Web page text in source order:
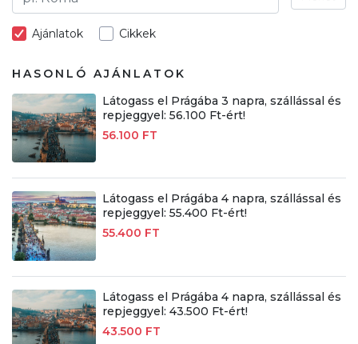
Ajánlatok Cikkek
HASONLÓ AJÁNLATOK
Látogass el Prágába 3 napra, szállással és
repjeggyel: 56.100 Ft-ért!
56.100 FT
Látogass el Prágába 4 napra, szállással és
repjeggyel: 55.400 Ft-ért!
55.400 FT
Látogass el Prágába 4 napra, szállással és
repjeggyel: 43.500 Ft-ért!
43.500 FT